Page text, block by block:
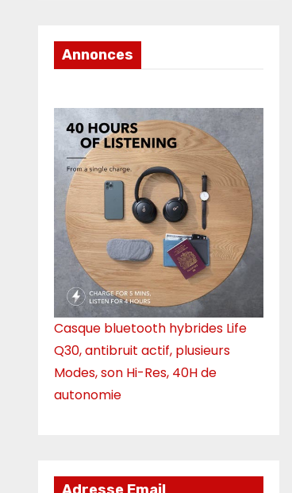
Annonces
Casque bluetooth hybrides Life
Q30, antibruit actif, plusieurs
Modes, son Hi-Res, 40H de
autonomie